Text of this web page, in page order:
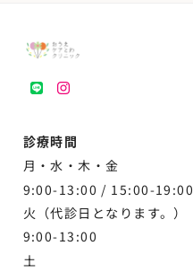
LINEinstagram
診療時間
月・水・木・金
9:00-13:00 / 15:00-19:00
火（代診日となります。）
9:00-13:00
土